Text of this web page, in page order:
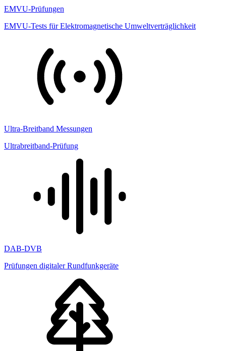
EMVU-Prüfungen
EMVU-Tests für Elektromagnetische Umweltverträglichkeit
Ultra-Breitband Messungen
Ultrabreitband-Prüfung
DAB-DVB
Prüfungen digitaler Rundfunkgeräte